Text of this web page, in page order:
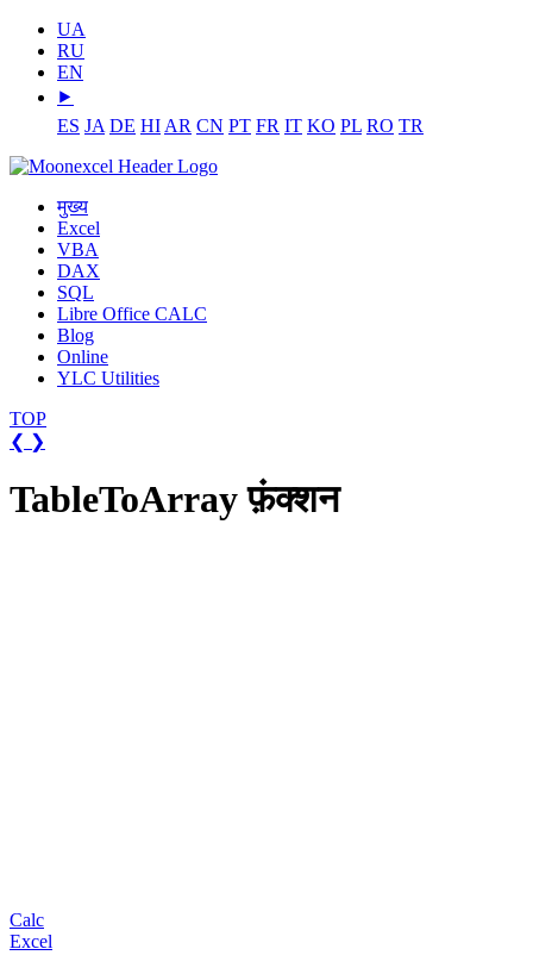
UA
RU
EN
⯈
ES JA DE HI AR CN PT FR IT KO PL RO TR
मुख्य
Excel
VBA
DAX
SQL
Libre Office CALC
Blog
Online
YLC Utilities
TOP
❮ ❯
TableToArray फ़ंक्शन
Calc
Excel